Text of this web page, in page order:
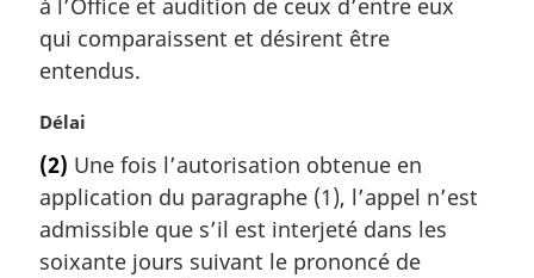
:à l’Office et audition de ceux d’entre eux
qui comparaissent et désirent être
entendus.
N
t
e
m
a
Délai
(2) Une fois l’autorisation obtenue en
application du paragraphe (1), l’appel n’est
admissible que s’il est interjeté dans les
soixante jours suivant le prononcé de